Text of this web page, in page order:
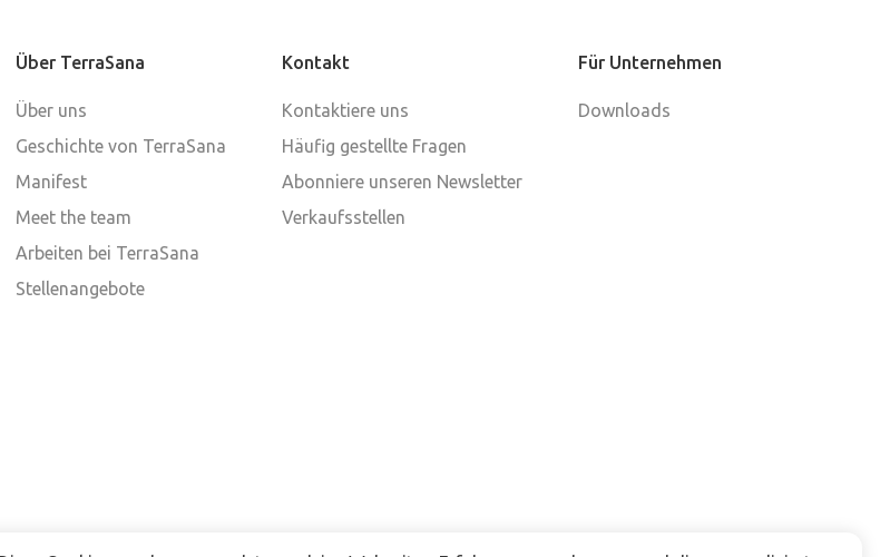
Über TerraSana
Über uns
Geschichte von TerraSana
Manifest
Meet the team
Arbeiten bei TerraSana
Stellenangebote
Kontakt
Kontaktiere uns
Häufig gestellte Fragen
Abonniere unseren Newsletter
Verkaufsstellen
Für Unternehmen
Downloads